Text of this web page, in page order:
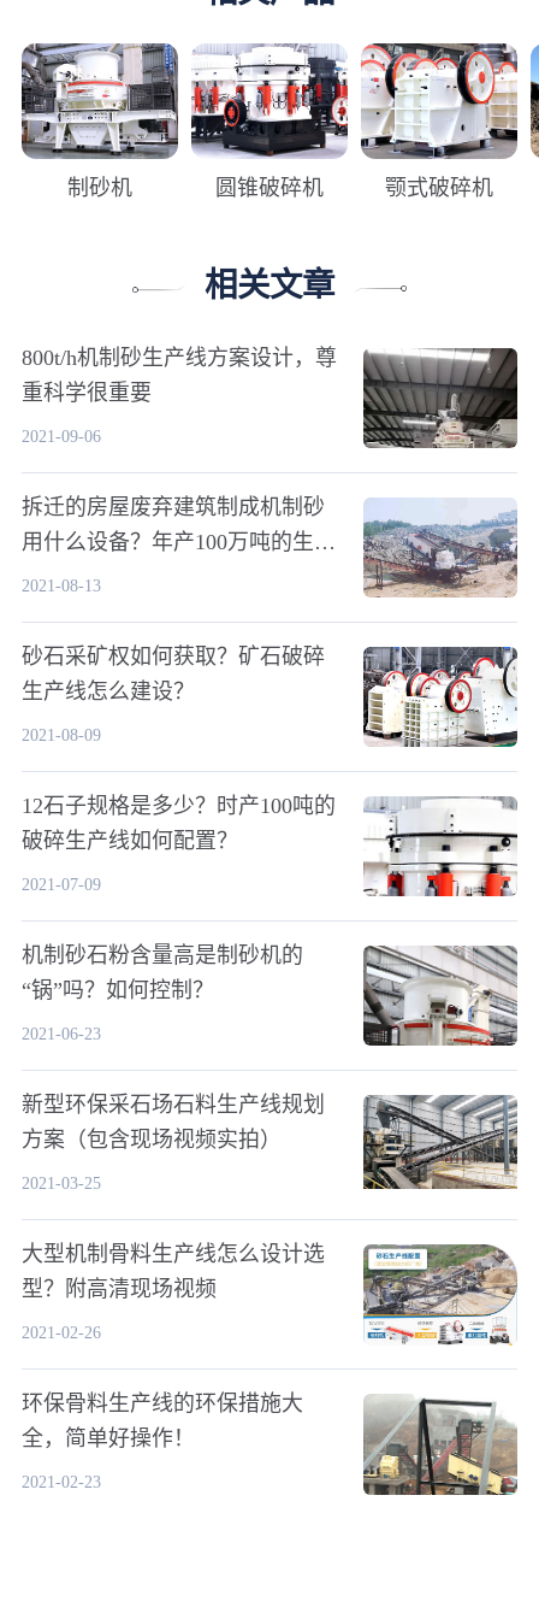
制砂机 圆锥破碎机 颚式破碎机
相关文章
800t/h机制砂生产线方案设计，尊
重科学很重要
2021-09-06
拆迁的房屋废弃建筑制成机制砂
用什么设备？年产100万吨的生产
线怎么配置？
2021-08-13
砂石采矿权如何获取？矿石破碎
生产线怎么建设？
2021-08-09
12石子规格是多少？时产100吨的
破碎生产线如何配置？
2021-07-09
机制砂石粉含量高是制砂机的
“锅”吗？如何控制？
2021-06-23
新型环保采石场石料生产线规划
方案（包含现场视频实拍）
2021-03-25
大型机制骨料生产线怎么设计选
型？附高清现场视频
2021-02-26
环保骨料生产线的环保措施大
全，简单好操作！
2021-02-23